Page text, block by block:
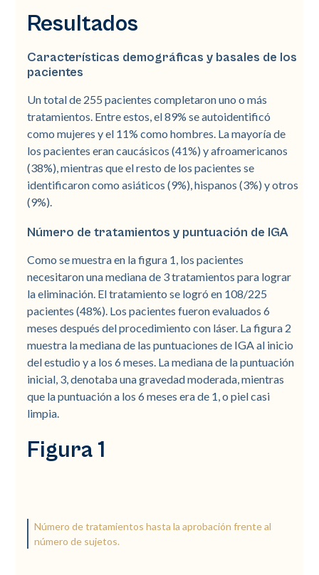
Resultados
Características demográficas y basales de los
pacientes
Un total de 255 pacientes completaron uno o más
tratamientos. Entre estos, el 89% se autoidentificó
como mujeres y el 11% como hombres. La mayoría de
los pacientes eran caucásicos (41%) y afroamericanos
(38%), mientras que el resto de los pacientes se
identificaron como asiáticos (9%), hispanos (3%) y otros
(9%).
Número de tratamientos y puntuación de IGA
Como se muestra en la figura 1, los pacientes
necesitaron una mediana de 3 tratamientos para lograr
la eliminación. El tratamiento se logró en 108/225
pacientes (48%). Los pacientes fueron evaluados 6
meses después del procedimiento con láser. La figura 2
muestra la mediana de las puntuaciones de IGA al inicio
del estudio y a los 6 meses. La mediana de la puntuación
inicial, 3, denotaba una gravedad moderada, mientras
que la puntuación a los 6 meses era de 1, o piel casi
limpia.
Figura 1
Número de tratamientos hasta la aprobación frente al
número de sujetos.